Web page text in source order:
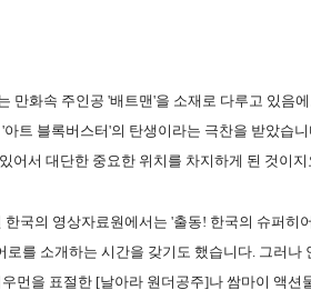
만화속 주인공 '배트맨'을 소재로 다루고 있음
트 블록버스터'의 탄생이라는 극찬을 받았습
어서 대단한 중요한 위치를 차지하게 된 것이지
국의 영상자료원에서는 '출동! 한국의 슈퍼히어
를 소개하는 시간을 갖기도 했습니다. 그러나
먼을 표절한 [날아라 원더공주]나 쌈마이 액션